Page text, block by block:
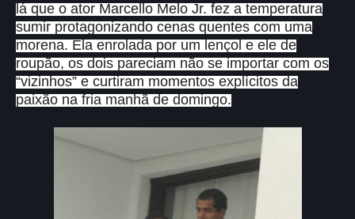
lá que o ator Marcello Melo Jr. fez a temperatura
sumir protagonizando cenas quentes com uma
morena. Ela enrolada por um lençol e ele de
roupão, os dois pareciam não se importar com os
“vizinhos” e curtiram momentos explícitos da
paixão na fria manhã de domingo.